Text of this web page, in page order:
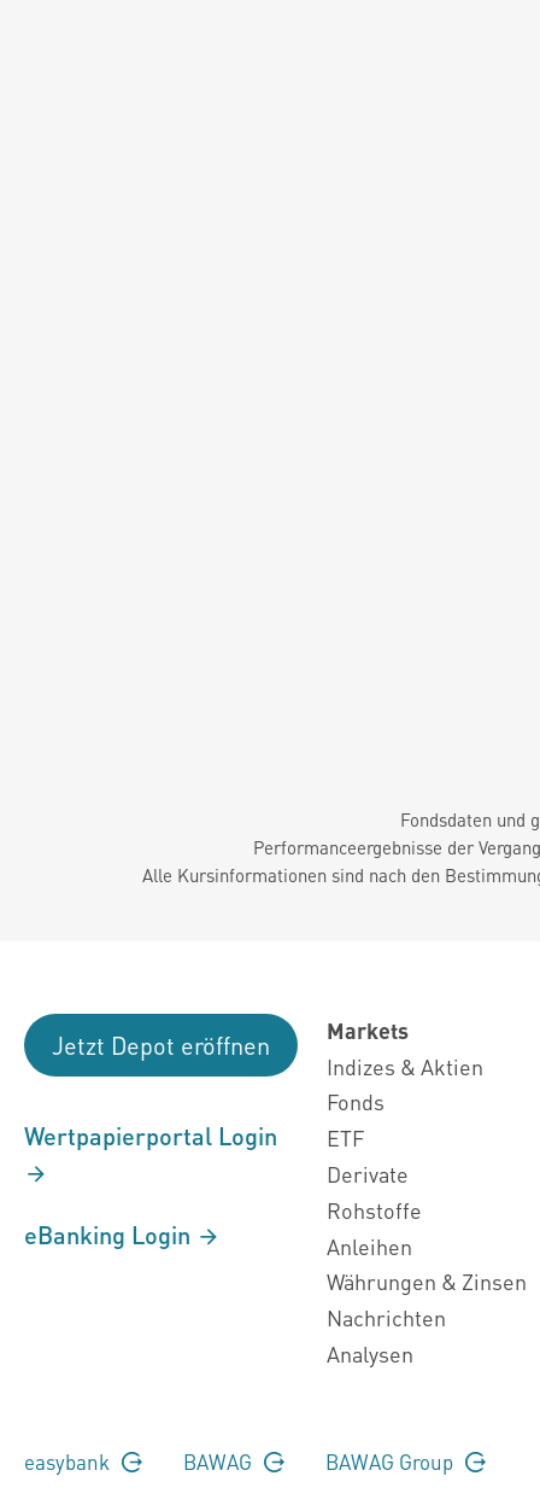
Fondsdaten und
Performanceergebnisse der
Alle Kursinformationen sind nach den
Jetzt Depot eröffnen
Wertpapierportal Login
eBanking Login
Markets
Indizes & Aktien
Fonds
ETF
Derivate
Rohstoffe
Anleihen
Währungen & Zinsen
Nachrichten
Analysen
easybank BAWAG BAWAG Group